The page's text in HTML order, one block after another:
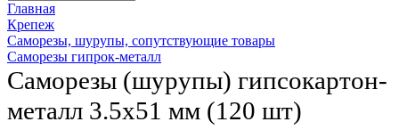
Главная
Крепеж
Саморезы, шурупы, сопутствующие товары
Саморезы гипрок-металл
Саморезы (шурупы) гипсокартон-
металл 3.5х51 мм (120 шт)